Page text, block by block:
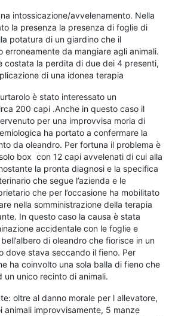
intossicazione/avvelenamento. Nella
la presenza la presenza di foglie di
potatura di un giardino che il
da mangiare agli animali.
costata la perdita di due dei 4 presenti,
di una idonea terapia
è stato interessato un
200 capi .Anche in questo caso il
per una improvvisa moria di
ha portato a confermare la
da oleandro. Per fortuna il problema è
box con 12 capi avvelenati di cui alla
la pronta diagnosi e la specifica
che segue l’azienda e le
che per l’occasione ha mobilitato
nella somministrazione della terapia
In questo caso la causa è stata
accidentale con le foglie e
di oleandro che fiorisce in un
dove stava seccando il fieno. Per
ha coinvolto una sola balla di fieno che
un unico recinto di animali.
oltre al danno morale per l allevatore,
animali improvvisamente, 5 manze